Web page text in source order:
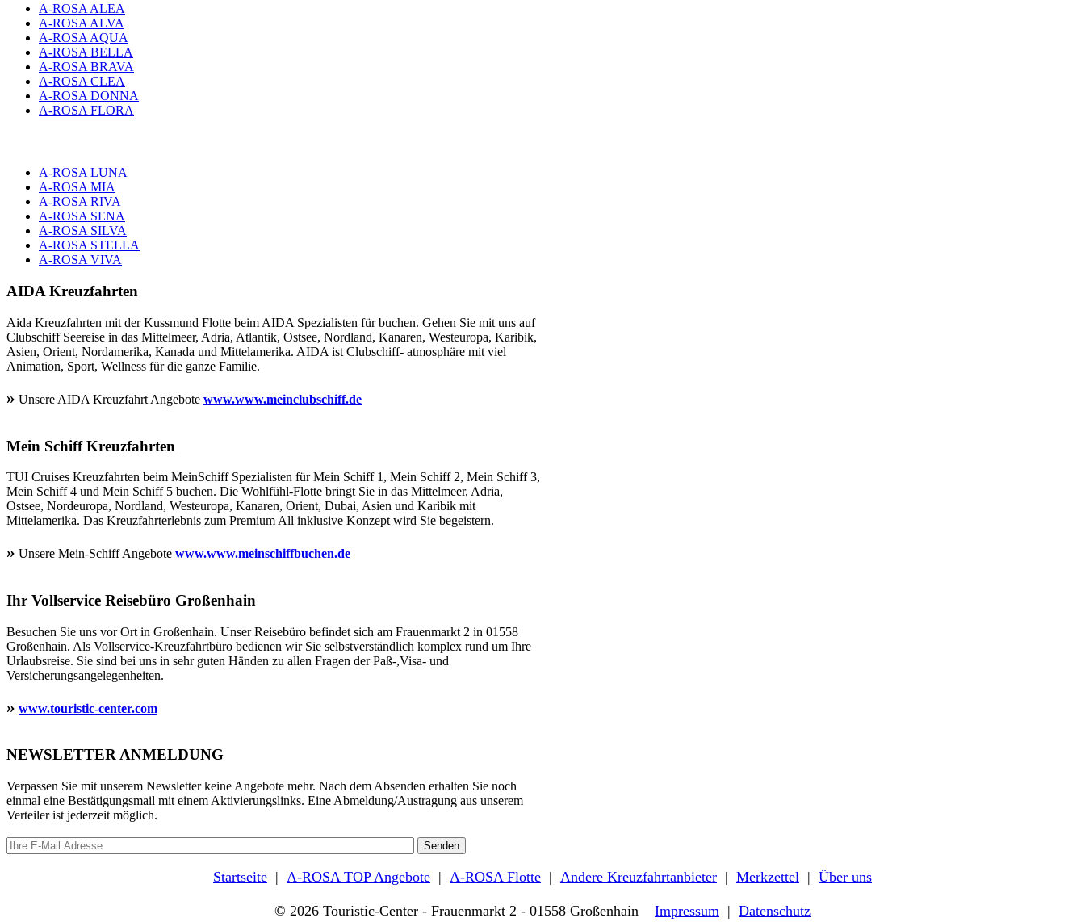
A-ROSA ALEA
A-ROSA ALVA
A-ROSA AQUA
A-ROSA BELLA
A-ROSA BRAVA
A-ROSA CLEA
A-ROSA DONNA
A-ROSA FLORA
A-ROSA LUNA
A-ROSA MIA
A-ROSA RIVA
A-ROSA SENA
A-ROSA SILVA
A-ROSA STELLA
A-ROSA VIVA
AIDA Kreuzfahrten
Aida Kreuzfahrten mit der Kussmund Flotte beim AIDA Spezialisten für buchen. Gehen Sie mit uns auf
Clubschiff Seereise in das Mittelmeer, Adria, Atlantik, Ostsee, Nordland, Kanaren, Westeuropa, Karibik,
Asien, Orient, Nordamerika, Kanada und Mittelamerika. AIDA ist Clubschiff- atmosphäre mit viel
Animation, Sport, Wellness für die ganze Familie.
» Unsere AIDA Kreuzfahrt Angebote www.www.meinclubschiff.de
Mein Schiff Kreuzfahrten
TUI Cruises Kreuzfahrten beim MeinSchiff Spezialisten für Mein Schiff 1, Mein Schiff 2, Mein Schiff 3,
Mein Schiff 4 und Mein Schiff 5 buchen. Die Wohlfühl-Flotte bringt Sie in das Mittelmeer, Adria,
Ostsee, Nordeuropa, Nordland, Westeuropa, Kanaren, Orient, Dubai, Asien und Karibik mit
Mittelamerika. Das Kreuzfahrterlebnis zum Premium All inklusive Konzept wird Sie begeistern.
» Unsere Mein-Schiff Angebote www.www.meinschiffbuchen.de
Ihr Vollservice Reisebüro Großenhain
Besuchen Sie uns vor Ort in Großenhain. Unser Reisebüro befindet sich am Frauenmarkt 2 in 01558
Großenhain. Als Vollservice-Kreuzfahrtbüro bedienen wir Sie selbstverständlich komplex rund um Ihre
Urlaubsreise. Sie sind bei uns in sehr guten Händen zu allen Fragen der Paß-,Visa- und
Versicherungsangelegenheiten.
» www.touristic-center.com
NEWSLETTER ANMELDUNG
Verpassen Sie mit unserem Newsletter keine Angebote mehr. Nach dem Absenden erhalten Sie noch
einmal eine Bestätigungsmail mit einem Aktivierungslinks. Eine Abmeldung/Austragung aus unserem
Verteiler ist jederzeit möglich.
Startseite | A-ROSA TOP Angebote | A-ROSA Flotte | Andere Kreuzfahrtanbieter | Merkzettel | Über uns
© 2026 Touristic-Center - Frauenmarkt 2 - 01558 Großenhain Impressum | Datenschutz